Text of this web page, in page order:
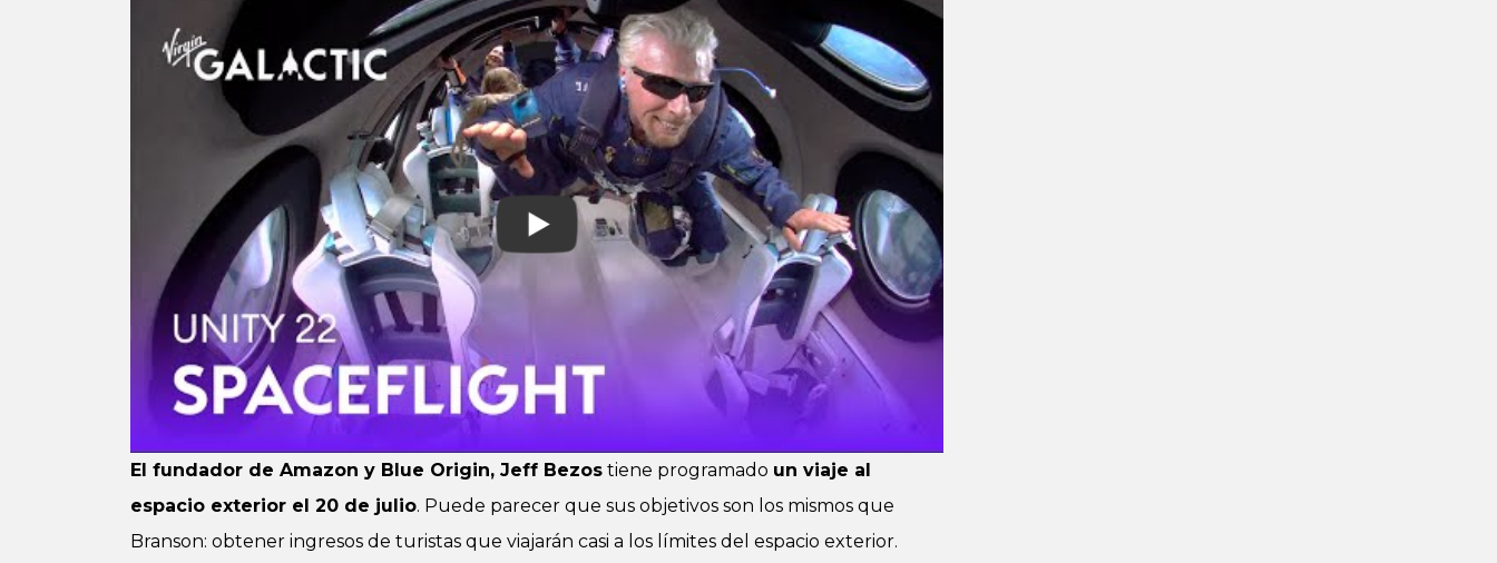
El fundador de Amazon y Blue Origin, Jeff Bezos tiene programado un viaje al
espacio exterior el 20 de julio. Puede parecer que sus objetivos son los mismos que
Branson: obtener ingresos de turistas que viajarán casi a los límites del espacio exterior.